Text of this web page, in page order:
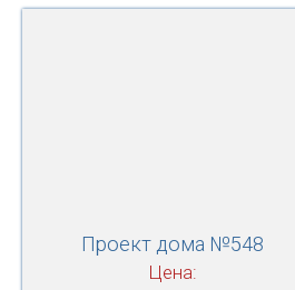
Проект дома №548
Цена: